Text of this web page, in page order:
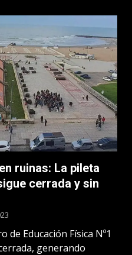
ruinas: La pileta
cerrada y sin
de Educación Física Nº1
generando